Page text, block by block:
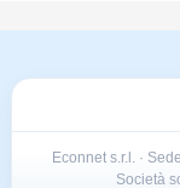
Econnet s.r.l. ·
Società